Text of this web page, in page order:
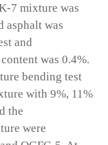
7 mixture was
asphalt was
and
was 0.4%.
bending test
with 9%, 11%
the
were